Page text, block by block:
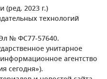
(ред. 2023 г.)
технологий
№ ФС77-57640.
унитарное
агентство
сегодня»).